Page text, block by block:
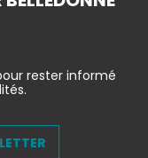
rester informé